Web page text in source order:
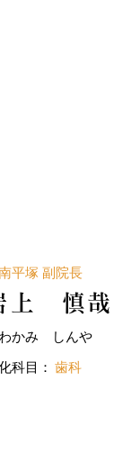
平塚 副院長
上 慎哉
かみ しんや
科目： 歯科